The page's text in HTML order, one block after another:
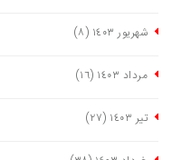
شهریور ١٤٠٣ (٨)
مرداد ١٤٠٣ (١٦)
تیر ١٤٠٣ (٢٧)